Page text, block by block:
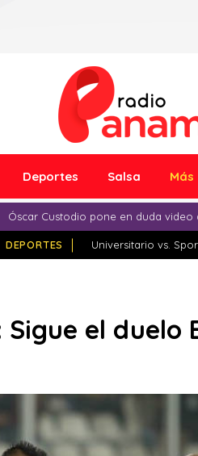
Deportes Salsa Más
Óscar Custodio pone en duda video
DEPORTES Universitario vs.
Sigue el duelo